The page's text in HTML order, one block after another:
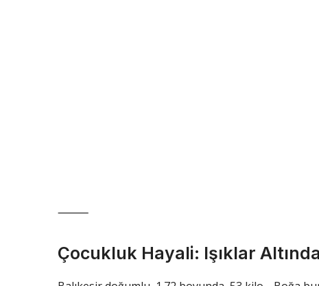
⸻
Çocukluk Hayali: Işıklar